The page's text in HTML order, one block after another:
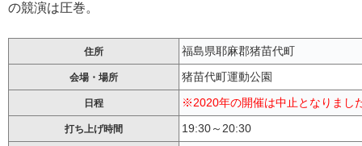
の競演は圧巻。
住所 福島県耶麻郡猪苗代町
会場・場所 猪苗代町運動公園
日程 ※2020年の開催は中止となりまし
打ち上げ時間 19:30～20:30